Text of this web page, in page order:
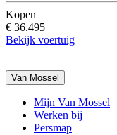
Kopen
€ 36.495
Bekijk voertuig
Van Mossel
Mijn Van Mossel
Werken bij
Persmap